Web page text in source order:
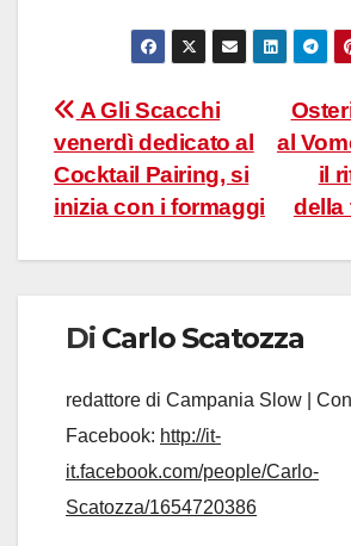
Navigazione
articoli
al
il
della
A Gli Scacchi
venerdì dedicato al
Cocktail Pairing, si
inizia con i formaggi
Di Carlo Scatozza
redattore di Campania Slow |
Facebook: http://it-
it.facebook.com/people/Carlo-
Scatozza/1654720386